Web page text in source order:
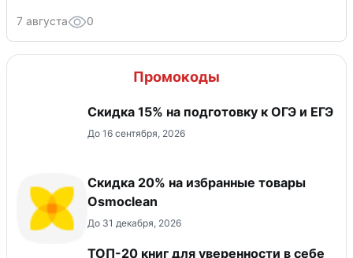
7 августа 0
Промокоды
Скидка 15% на подготовку к ОГЭ и ЕГЭ
До 16 сентября, 2026
Скидка 20% на избранные товары
Osmoclean
До 31 декабря, 2026
ТОП-20 книг для уверенности в себе